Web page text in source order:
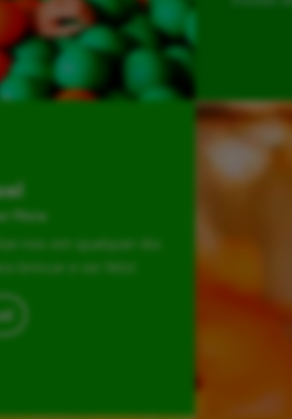
Hora
nos em qualquer dia
brincar e ser feliz!